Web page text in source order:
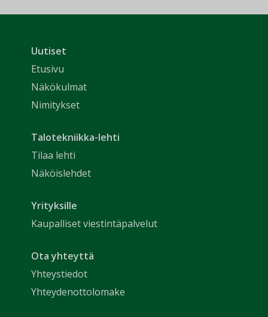
Uutiset
Etusivu
Näkökulmat
Nimitykset
Talotekniikka-lehti
Tilaa lehti
Näköislehdet
Yrityksille
Kaupalliset viestintäpalvelut
Ota yhteyttä
Yhteystiedot
Yhteydenottolomake